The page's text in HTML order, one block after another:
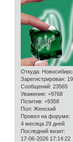
Откуда:
Зарегистрирован:
Сообщений: 23565
Уважение: +9768
Позитив: +9358
Пол: Женский
Провел на форуме:
4 месяца 29 дней
Последний визит:
17-06-2026 17:14:22